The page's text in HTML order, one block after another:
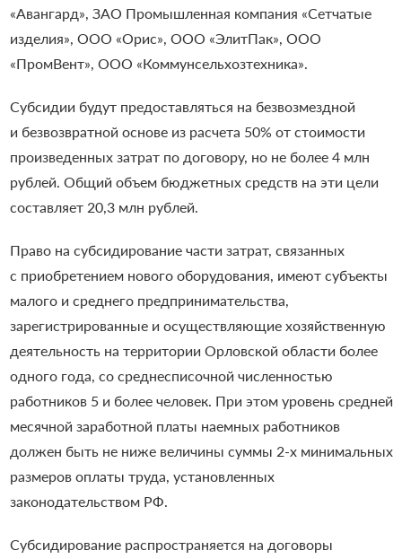
«Авангард», ЗАО Промышленная компания «Сетчатые
изделия», ООО «Орис», ООО «ЭлитПак», ООО
«ПромВент», ООО «Коммунсельхозтехника».
Субсидии будут предоставляться на безвозмездной
и безвозвратной основе из расчета 50% от стоимости
произведенных затрат по договору, но не более 4 млн
рублей. Общий объем бюджетных средств на эти цели
составляет 20,3 млн рублей.
Право на субсидирование части затрат, связанных
с приобретением нового оборудования, имеют субъекты
малого и среднего предпринимательства,
зарегистрированные и осуществляющие хозяйственную
деятельность на территории Орловской области более
одного года, со среднесписочной численностью
работников 5 и более человек. При этом уровень средней
месячной заработной платы наемных работников
должен быть не ниже величины суммы 2-х минимальных
размеров оплаты труда, установленных
законодательством РФ.
Субсидирование распространяется на договоры